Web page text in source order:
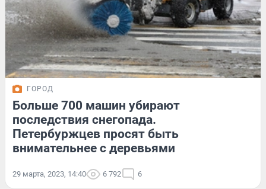
ГОРОД
Больше 700 машин убирают
последствия снегопада.
Петербуржцев просят быть
внимательнее с деревьями
29 марта, 2023, 14:40 6 792 6